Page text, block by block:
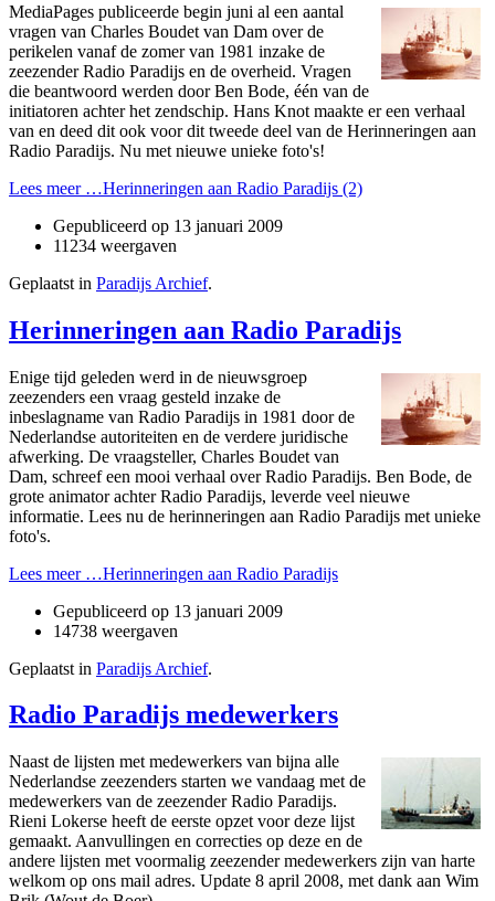
MediaPages publiceerde begin juni al een aantal
vragen van Charles Boudet van Dam over de
perikelen vanaf de zomer van 1981 inzake de
zeezender Radio Paradijs en de overheid. Vragen
die beantwoord werden door Ben Bode, één van de
initiatoren achter het zendschip. Hans Knot maakte er een verhaal
van en deed dit ook voor dit tweede deel van de Herinneringen aan
Radio Paradijs. Nu met nieuwe unieke foto's!
Lees meer …Herinneringen aan Radio Paradijs (2)
Gepubliceerd op 13 januari 2009
11234 weergaven
Geplaatst in Paradijs Archief.
Herinneringen aan Radio Paradijs
Enige tijd geleden werd in de nieuwsgroep
zeezenders een vraag gesteld inzake de
inbeslagname van Radio Paradijs in 1981 door de
Nederlandse autoriteiten en de verdere juridische
afwerking. De vraagsteller, Charles Boudet van
Dam, schreef een mooi verhaal over Radio Paradijs. Ben Bode, de
grote animator achter Radio Paradijs, leverde veel nieuwe
informatie. Lees nu de herinneringen aan Radio Paradijs met unieke
foto's.
Lees meer …Herinneringen aan Radio Paradijs
Gepubliceerd op 13 januari 2009
14738 weergaven
Geplaatst in Paradijs Archief.
Radio Paradijs medewerkers
Naast de lijsten met medewerkers van bijna alle
Nederlandse zeezenders starten we vandaag met de
medewerkers van de zeezender Radio Paradijs.
Rieni Lokerse heeft de eerste opzet voor deze lijst
gemaakt. Aanvullingen en correcties op deze en de
andere lijsten met voormalig zeezender medewerkers zijn van harte
welkom op o­ns mail adres. Update 8 april 2008, met dank aan Wim